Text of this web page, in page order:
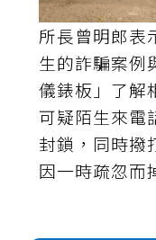
所長曾明郎表
生的詐騙案例
儀錶板」了解
可疑陌生來電
封鎖，同時撥
因一時疏忽而